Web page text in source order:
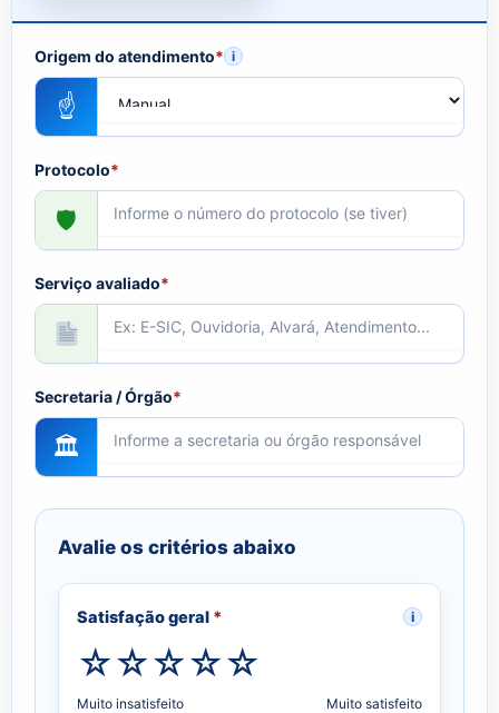
Origem do atendimento* i
☝
Protocolo*
🛡
Serviço avaliado*
Secretaria / Órgão*
🏛
Avalie os critérios abaixo
Satisfação geral * i
Muito insatisfeito Muito satisfeito